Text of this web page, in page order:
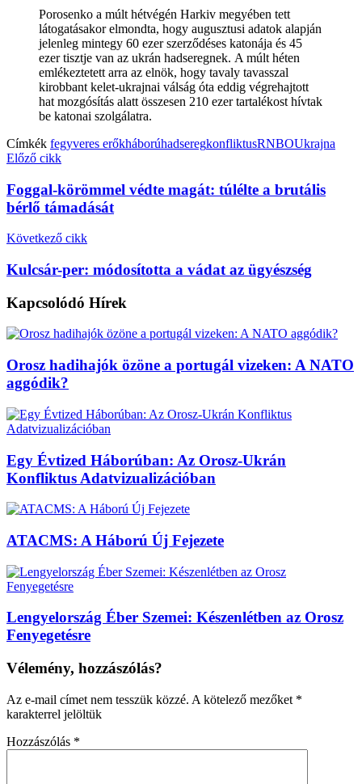
Porosenko a múlt hétvégén Harkiv megyében tett
látogatásakor elmondta, hogy augusztusi adatok alapján
jelenleg mintegy 60 ezer szerződéses katonája és 45
ezer tisztje van az ukrán hadseregnek. A múlt héten
emlékeztetett arra az elnök, hogy tavaly tavasszal
kirobbant kelet-ukrajnai válság óta eddig végrehajtott
hat mozgósítás alatt összesen 210 ezer tartalékost hívtak
be katonai szolgálatra.
Címkék fegyveres erőkháborúhadseregkonfliktusRNBOUkrajna
Előző cikk
Foggal-körömmel védte magát: túlélte a brutális
bérlő támadását
Következő cikk
Kulcsár-per: módosította a vádat az ügyészség
Kapcsolódó Hírek
Orosz hadihajók özöne a portugál vizeken: A NATO
aggódik?
Egy Évtized Háborúban: Az Orosz-Ukrán
Konfliktus Adatvizualizációban
ATACMS: A Háború Új Fejezete
Lengyelország Éber Szemei: Készenlétben az Orosz
Fenyegetésre
Vélemény, hozzászólás?
Az e-mail címet nem tesszük közzé. A kötelező mezőket *
karakterrel jelöltük
Hozzászólás *